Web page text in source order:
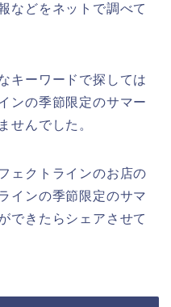
などをネットで調べて
キーワードで探しては
ンの季節限定のサマー
せんでした。
ェクトラインのお店の
インの季節限定のサマ
できたらシェアさせて